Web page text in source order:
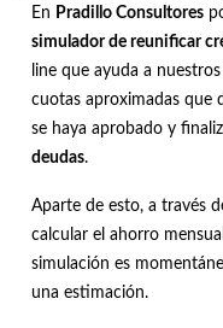
En Pradillo Consultores
simulador de reunificar
line que ayuda a
cuotas aproximadas que
se haya aprobado y
deudas.
Aparte de esto, a través
calcular el ahorro
simulación es
una estimación.